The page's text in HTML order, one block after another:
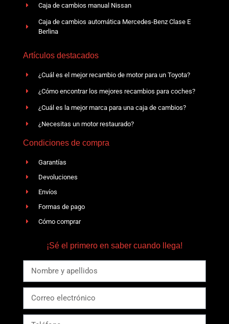
Caja de cambios manual Nissan
Caja de cambios automática Mercedes-Benz Clase E
Berlina
Artículos destacados
¿Cuál es el mejor recambio de motor para un Toyota?
¿Cómo encontrar los mejores recambios para coches?
¿Cuál es la mejor marca para una caja de cambios?
¿Necesitas un motor restaurado?
Condiciones de compra
Garantías
Devoluciones
Envíos
Formas de pago
Cómo comprar
¡Sé el primero en saber cuando llega!